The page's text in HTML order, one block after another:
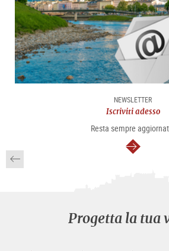
NEWSLETTER
Iscriviti adesso
Resta sempre
segue
Progetta la tua